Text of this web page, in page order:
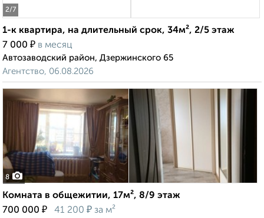
2/7
1-к квартира, на длительный срок, 34м², 2/5 этаж
7 000 ₽ в месяц
Автозаводский район, Дзержинского 65
Агентство, 06.08.2026
8
Комната в общежитии, 17м², 8/9 этаж
700 000 ₽ 41 200 ₽ за м²